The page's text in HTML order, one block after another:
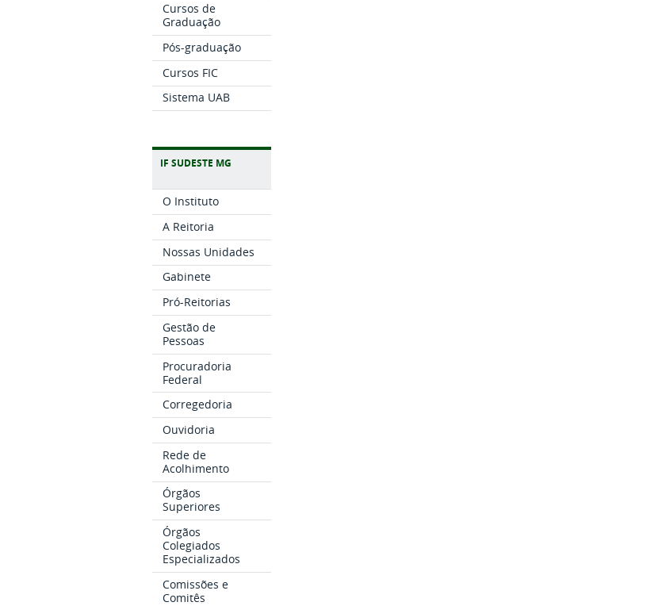
Cursos de
Graduação
Pós-graduação
Cursos FIC
Sistema UAB
IF SUDESTE MG
O Instituto
A Reitoria
Nossas Unidades
Gabinete
Pró-Reitorias
Gestão de
Pessoas
Procuradoria
Federal
Corregedoria
Ouvidoria
Rede de
Acolhimento
Órgãos
Superiores
Órgãos
Colegiados
Especializados
Comissões e
Comitês